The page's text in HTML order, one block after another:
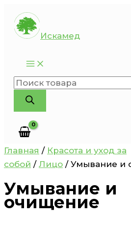
Перейти
содержимому
Искамед
Поиск
товаров
Главная / Красота и уход за
собой / Лицо / Умывание и
Умывание и
очищение